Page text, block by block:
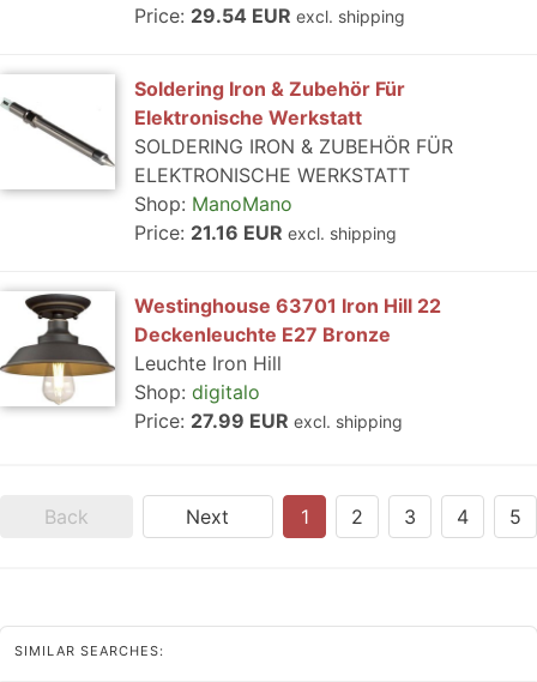
Price: 29.54 EUR excl. shipping
Soldering Iron & Zubehör Für
Elektronische Werkstatt
SOLDERING IRON & ZUBEHÖR FÜR
ELEKTRONISCHE WERKSTATT
Shop: ManoMano
Price: 21.16 EUR excl. shipping
Westinghouse 63701 Iron Hill 22
Deckenleuchte E27 Bronze
Leuchte Iron Hill
Shop: digitalo
Price: 27.99 EUR excl. shipping
Back Next 1 2 3 4 5
SIMILAR SEARCHES: